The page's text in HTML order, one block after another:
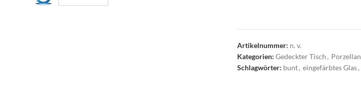
FARBE
Artikelnummer: n. v.
Kategorien: Gedeckter Tisch , Porzellan
Schlagwörter: bunt, eingefärbtes Glas,